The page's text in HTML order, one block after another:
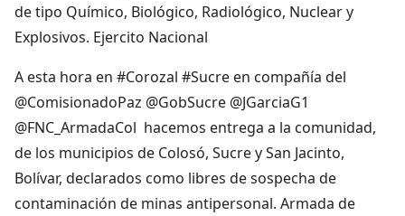
de tipo Químico, Biológico, Radiológico, Nuclear y
Explosivos. Ejercito Nacional
A esta hora en #Corozal #Sucre en compañía del
@ComisionadoPaz @GobSucre @JGarciaG1
@FNC_ArmadaCol hacemos entrega a la comunidad,
de los municipios de Colosó, Sucre y San Jacinto,
Bolívar, declarados como libres de sospecha de
contaminación de minas antipersonal. Armada de